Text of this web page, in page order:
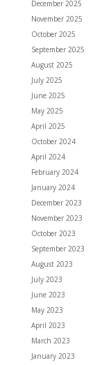
December 2025
November 2025
October 2025
September 2025
August 2025
July 2025
June 2025
May 2025
April 2025
October 2024
April 2024
February 2024
January 2024
December 2023
November 2023
October 2023
September 2023
August 2023
July 2023
June 2023
May 2023
April 2023
March 2023
January 2023